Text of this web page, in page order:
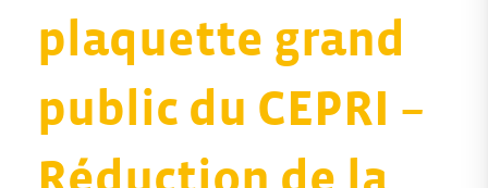
plaquette grand
public du CEPRI –